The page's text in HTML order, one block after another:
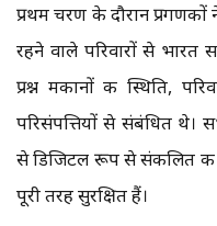
प्रथम चरण के दौरान
रहने वाले परिवारों से भारत
प्रश्न मकानों की स्थिति,
परिसंपत्तियों से संबंधित थे।
से डिजिटल रूप से संकलित
पूरी तरह सुरक्षित हैं।